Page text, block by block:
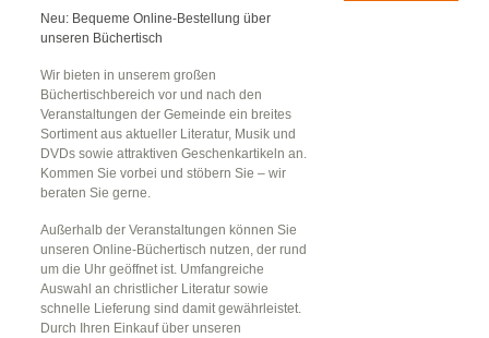
Neu: Bequeme Online-Bestellung über
unseren Büchertisch
Wir bieten in unserem großen
Büchertischbereich vor und nach den
Veranstaltungen der Gemeinde ein breites
Sortiment aus aktueller Literatur, Musik und
DVDs sowie attraktiven Geschenkartikeln an.
Kommen Sie vorbei und stöbern Sie – wir
beraten Sie gerne.
Außerhalb der Veranstaltungen können Sie
unseren Online-Büchertisch nutzen, der rund
um die Uhr geöffnet ist. Umfangreiche
Auswahl an christlicher Literatur sowie
schnelle Lieferung sind damit gewährleistet.
Durch Ihren Einkauf über unseren